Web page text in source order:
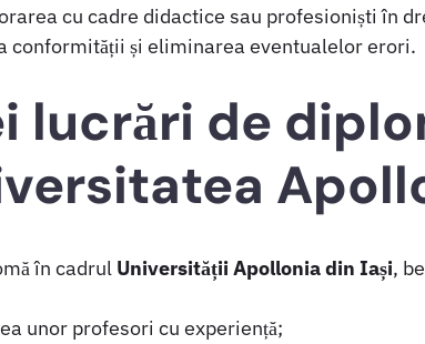
cu cadre didactice sau profesioniști în
conformității și eliminarea eventualelor erori.
lucrări de
în cadrul Universității Apollonia din Iași,
unor profesori cu experiență;